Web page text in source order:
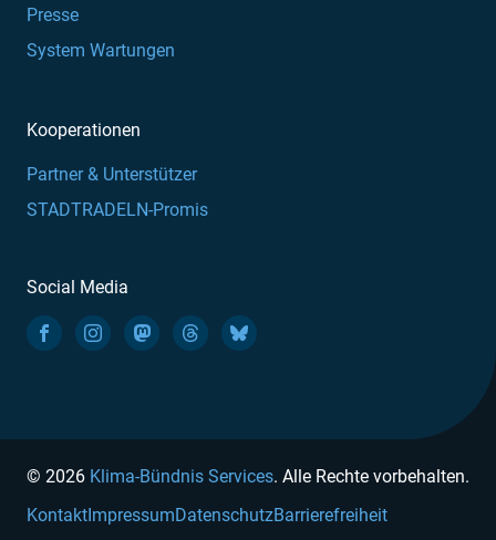
Presse
System Wartungen
Kooperationen
Partner & Unterstützer
STADTRADELN-Promis
Social Media
© 2026 Klima-Bündnis Services. Alle Rechte vorbehalten.
KontaktImpressumDatenschutzBarrierefreiheit